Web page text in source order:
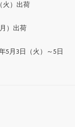
火）出荷
）出荷
5月3日（火）～5日